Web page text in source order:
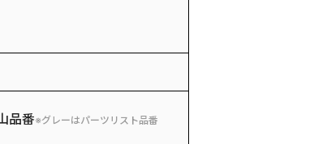
品番※グレーはパーツリスト品番